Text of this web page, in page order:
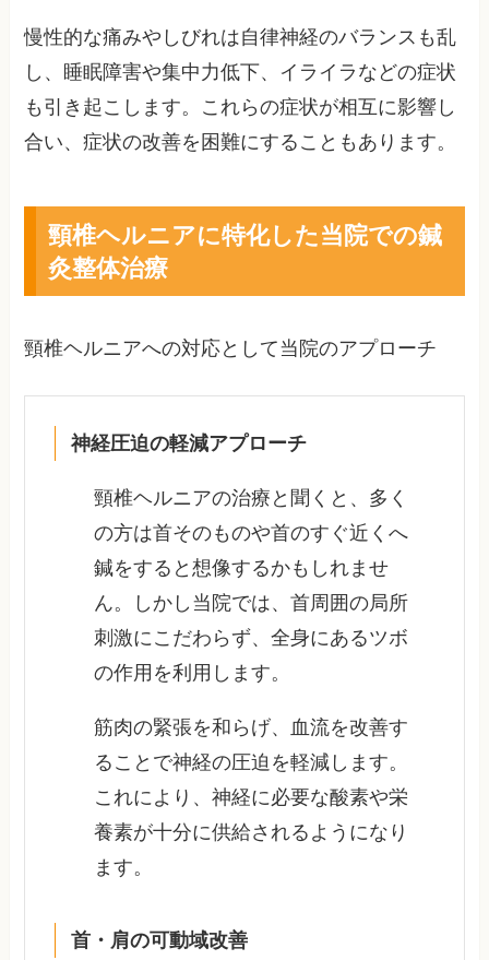
慢性的な痛みやしびれは自律神経のバランスも乱
し、睡眠障害や集中力低下、イライラなどの症状
も引き起こします。これらの症状が相互に影響し
合い、症状の改善を困難にすることもあります。
頸椎ヘルニアに特化した当院での鍼
灸整体治療
頸椎ヘルニアへの対応として当院のアプローチ
神経圧迫の軽減アプローチ
頸椎ヘルニアの治療と聞くと、多く
の方は首そのものや首のすぐ近くへ
鍼をすると想像するかもしれませ
ん。しかし当院では、首周囲の局所
刺激にこだわらず、全身にあるツボ
の作用を利用します。
筋肉の緊張を和らげ、血流を改善す
ることで神経の圧迫を軽減します。
これにより、神経に必要な酸素や栄
養素が十分に供給されるようになり
ます。
首・肩の可動域改善